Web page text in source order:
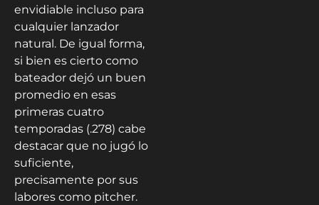
envidiable incluso para
cualquier lanzador
natural. De igual forma,
si bien es cierto como
bateador dejó un buen
promedio en esas
primeras cuatro
temporadas (.278) cabe
destacar que no jugó lo
suficiente,
precisamente por sus
labores como pitcher.